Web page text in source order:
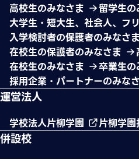
高校生のみなさま
留学生
大学生・短大生、社会人、フ
入学検討者の保護者のみなさま
在校生の保護者のみなさま
在校生のみなさま
卒業生
採用企業・パートナーのみな
運営法人
学校法人片柳学園 片柳学
併設校